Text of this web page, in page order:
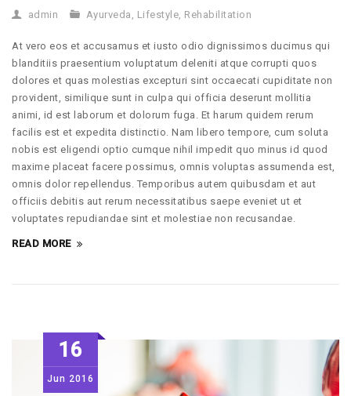
admin Ayurveda , Lifestyle, Rehabilitation
At vero eos et accusamus et iusto odio dignissimos ducimus qui
blanditiis praesentium voluptatum deleniti atque corrupti quos
dolores et quas molestias excepturi sint occaecati cupiditate non
provident, similique sunt in culpa qui officia deserunt mollitia
animi, id est laborum et dolorum fuga. Et harum quidem rerum
facilis est et expedita distinctio. Nam libero tempore, cum soluta
nobis est eligendi optio cumque nihil impedit quo minus id quod
maxime placeat facere possimus, omnis voluptas assumenda est,
omnis dolor repellendus. Temporibus autem quibusdam et aut
officiis debitis aut rerum necessitatibus saepe eveniet ut et
voluptates repudiandae sint et molestiae non recusandae.
READ MORE
16
Jun 2016